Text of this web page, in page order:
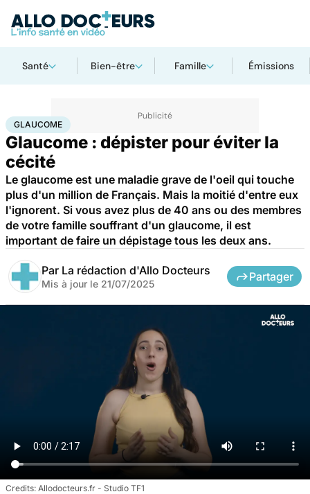
Santé Bien-être Famille Émissions
AccueilSanté Glaucome
GLAUCOME
Glaucome : dépister pour éviter la
cécité
Le glaucome est une maladie grave de l'oeil qui touche
plus d'un million de Français. Mais la moitié d'entre eux
l'ignorent. Si vous avez plus de 40 ans ou des membres
de votre famille souffrant d'un glaucome, il est
important de faire un dépistage tous les deux ans.
Par La rédaction d'Allo Docteurs
Mis à jour le 21/07/2025
Partager
Allodocteurs.fr - Studio TF1